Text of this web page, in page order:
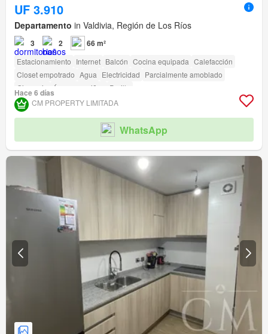
UF 3.910
Departamento in Valdivia, Región de Los Ríos
3 2 66 m²
Estacionamiento Internet Balcón Cocina equipada Calefacción
Closet empotrado Agua Electricidad Parcialmente amoblado
Gimnasio
Área para niños Parilla
Hace 6 días
CM PROPERTY LIMITADA
WhatsApp